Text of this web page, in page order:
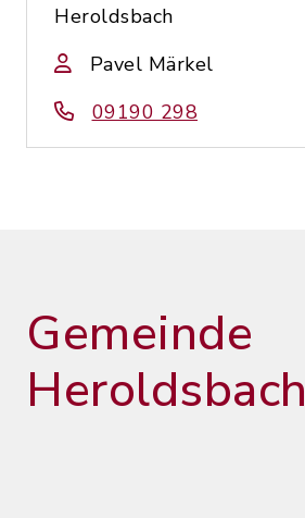
Heroldsbach
Pavel Märkel
09190 298
Gemeinde
Heroldsbach